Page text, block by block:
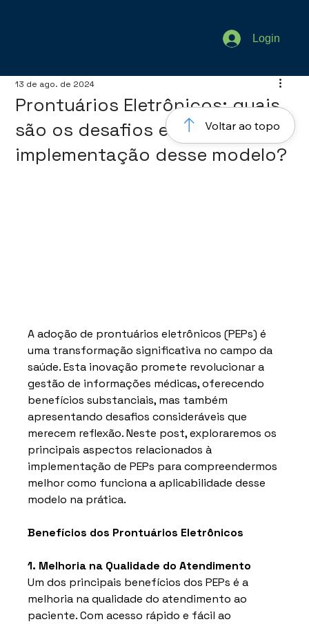
Login
Prontuários Eletrônicos: quais
são os desafios e benefícios da
implementação desse modelo?
13 de ago. de 2024
A adoção de prontuários eletrônicos (PEPs) é
uma transformação significativa no campo da
saúde. Esta inovação promete revolucionar a
gestão de informações médicas, oferecendo
benefícios substanciais, mas também
apresentando desafios consideráveis que
merecem reflexão. Neste post, exploraremos os
principais aspectos relacionados à
implementação de PEPs para compreendermos
melhor como funciona a aplicabilidade desse
modelo na prática.
Benefícios dos Prontuários Eletrônicos
1. Melhoria na Qualidade do Atendimento
Um dos principais benefícios dos PEPs é a
melhoria na qualidade do atendimento ao
paciente. Com acesso rápido e fácil ao
Voltar ao topo